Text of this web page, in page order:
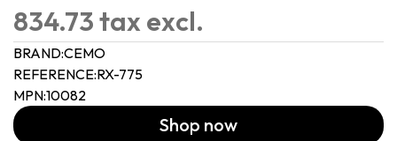
834.73 tax excl.
BRAND:CEMO
REFERENCE:RX-775
MPN:10082
Shop now